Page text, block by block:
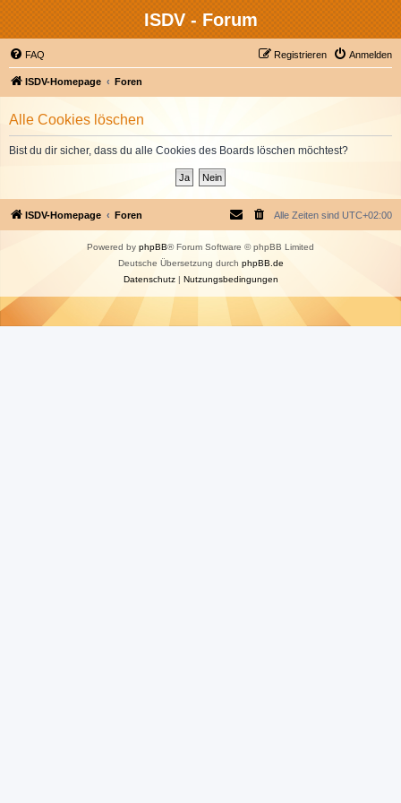
ISDV - Forum
FAQ Anmelden
Registrieren
ISDV-Homepage Foren
Alle Cookies löschen
Bist du dir sicher, dass du alle Cookies des Boards löschen möchtest?
ISDV-Homepage Foren Alle Zeiten sind UTC+02:00
Powered by phpBB® Forum Software © phpBB Limited
Deutsche Übersetzung durch phpBB.de
Datenschutz| Nutzungsbedingungen